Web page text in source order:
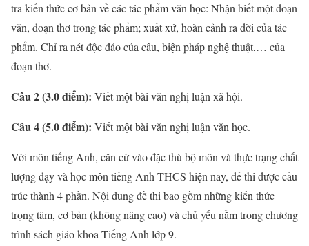
tra kiến thức cơ bản về các tác phẩm văn học: Nhận biết một đoạn
văn, đoạn thơ trong tác phẩm; xuất xứ, hoàn cảnh ra đời của tác
phẩm. Chỉ ra nét độc đáo của câu, biện pháp nghệ thuật,… của
đoạn thơ.
Câu 2 (3.0 điểm): Viết một bài văn nghị luận xã hội.
Câu 4 (5.0 điểm): Viết một bài văn nghị luận văn học.
Với môn tiếng Anh, căn cứ vào đặc thù bộ môn và thực trạng chất
lượng dạy và học môn tiếng Anh THCS hiện nay, đề thi được cấu
trúc thành 4 phần. Nội dung đề thi bao gồm những kiến thức
trọng tâm, cơ bản (không nâng cao) và chủ yếu nằm trong chương
trình sách giáo khoa Tiếng Anh lớp 9.